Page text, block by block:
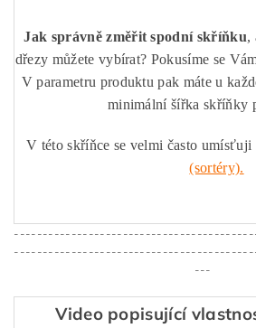
Jak správně změřit spodní skříňku,
dřezy můžete vybírat? Pokusíme se
V parametru produktu pak máte u
minimální šířka skříňky
V této skříňce se velmi často umísťuji
(sortéry).
---
Video popisující